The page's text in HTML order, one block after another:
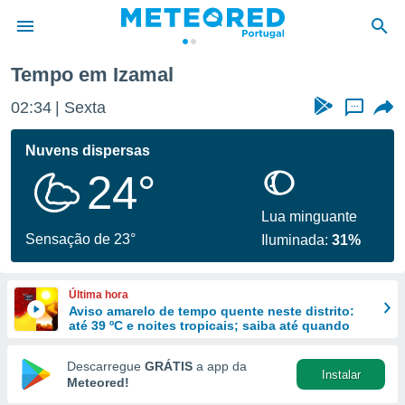
da
foi
fornecidas
a este
das
e
forma
digital
Tempo em Izamal
02:34 Sexta ...
Nuvens dispersas
24°
Sensação de 23°
Lua minguante
Iluminada:31%
Última hora
Aviso amarelo de tempo quente neste distrito:
até 39 ºC e noites tropicais; saiba até quando
Descarregue GRÁTIS a app da
Meteored!
Instalar